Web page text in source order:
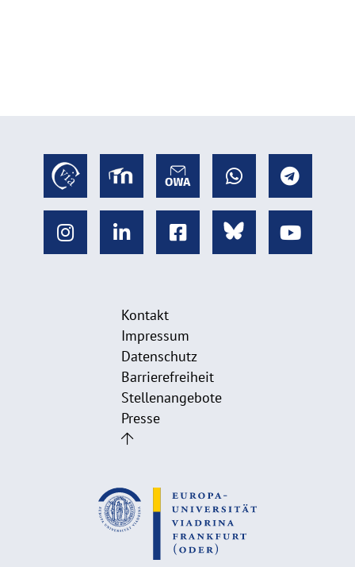
Kontakt
Impressum
Datenschutz
Barrierefreiheit
Stellenangebote
Presse